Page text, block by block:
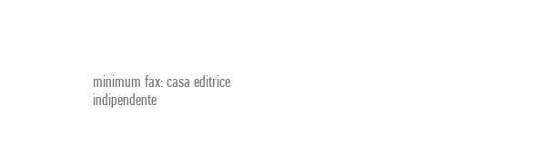
minimum fax: casa editrice
indipendente